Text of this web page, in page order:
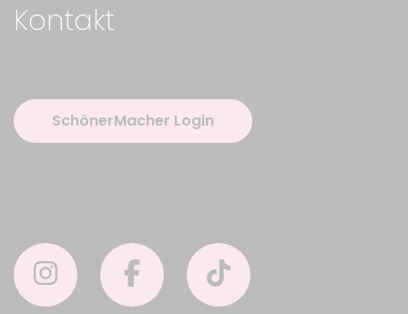
Kontakt
SchönerMacher Login